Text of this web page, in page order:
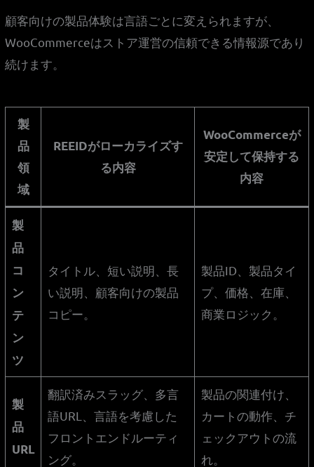
顧客向けの製品体験は言語ごとに変えられますが、
WooCommerceはストア運営の信頼できる情報源であり
続けます。
製
品
領
域
REEIDがローカライズす
る内容
WooCommerceが
安定して保持する
内容
製
品
コ
ン
テ
ン
ツ
タイトル、短い説明、長
い説明、顧客向けの製品
コピー。
製品ID、製品タイ
プ、価格、在庫、
商業ロジック。
製
品
URL
翻訳済みスラッグ、多言
語URL、言語を考慮した
フロントエンドルーティ
ング。
製品の関連付け、
カートの動作、チ
ェックアウトの流
れ。